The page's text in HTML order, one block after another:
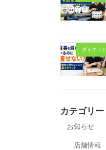
ダイエット
カテゴリー
お知らせ
店舗情報